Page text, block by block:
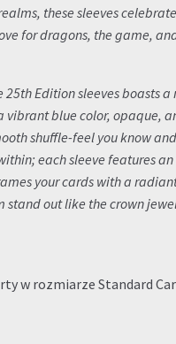
these sleeves
for dragons, the game,
25th Edition sleeves boasts
vibrant blue color, opaque,
shuffle-feel you know
each sleeve features an
your cards with a
stand out like the crown
w rozmiarze Standard